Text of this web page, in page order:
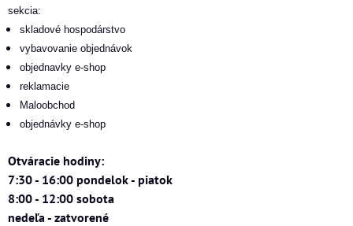
sekcia:
skladové hospodárstvo
vybavovanie objednávok
objednavky e-shop
reklamacie
Maloobchod
objednávky e-shop
Otváracie hodiny:
7:30 - 16:00 pondelok - piatok
8:00 - 12:00 sobota
nedeľa - zatvorené